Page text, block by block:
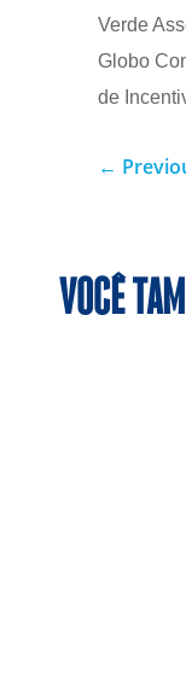
Verde
Globo
de
←
VOCÊ